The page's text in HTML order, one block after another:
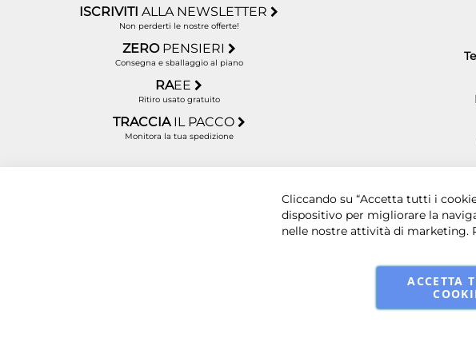
ISCRIVITIALLA NEWSLETTER
Non perderti le nostre offerte!
ZERO PENSIERI
Consegna e sballaggio al piano
RAEE
Ritiro usato gratuito
TRACCIA IL PACCO
Monitora la tua spedizione
Copyright © 2025 BYTECNO S.R.L. Cap. Soc. 50.000 € i.v. - Sede